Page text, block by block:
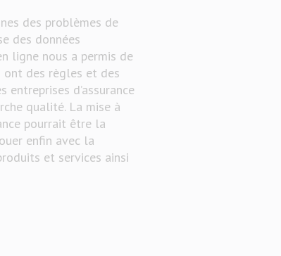
des problèmes de
des données
ligne nous a permis de
ont des règles et des
d’assurance
qualité. La mise à
pourrait être la
enfin avec la
et services ainsi